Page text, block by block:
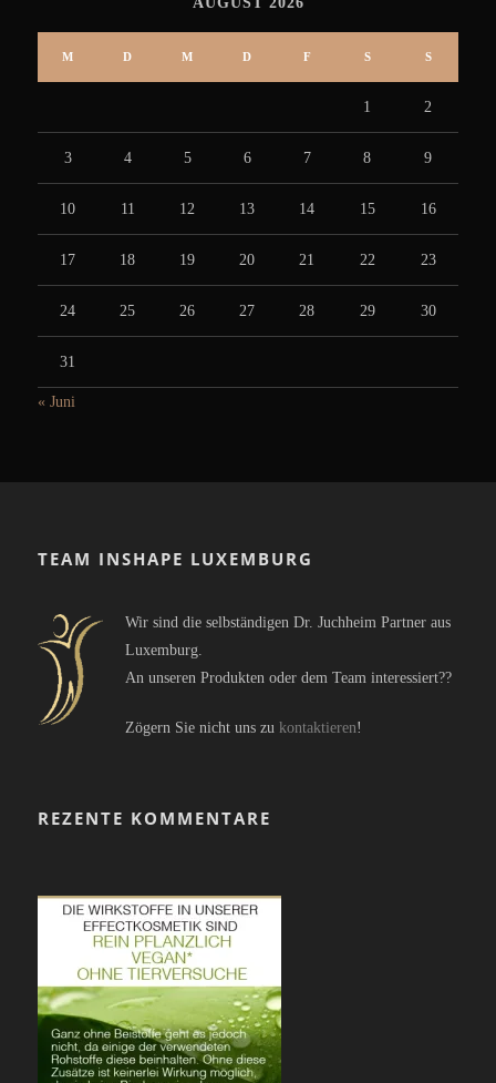
M D M D F S S
1 2
3 4 5 6 7 8 9
10 11 12 13 14 15 16
17 18 19 20 21 22 23
24 25 26 27 28 29 30
31
« Juni
TEAM INSHAPE LUXEMBURG
Wir sind die selbständigen Dr. Juchheim Partner aus
Luxemburg.
An unseren Produkten oder dem Team interessiert??
Zögern Sie nicht uns zu kontaktieren!
REZENTE KOMMENTARE